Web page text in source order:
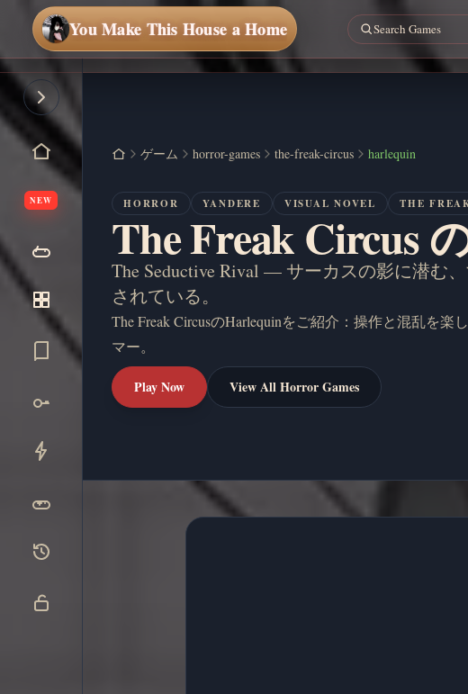
You Make This House a Home
NEW
ゲーム horror-games the-freak-circus harlequin
HORROR YANDERE VISUAL NOVEL THE
The Freak Circus
The Seductive Rival — サーカスの影に潜む
されている。
The Freak CircusのHarlequinをご紹介：操作と混乱を
マー。
Play Now View All Horror Games